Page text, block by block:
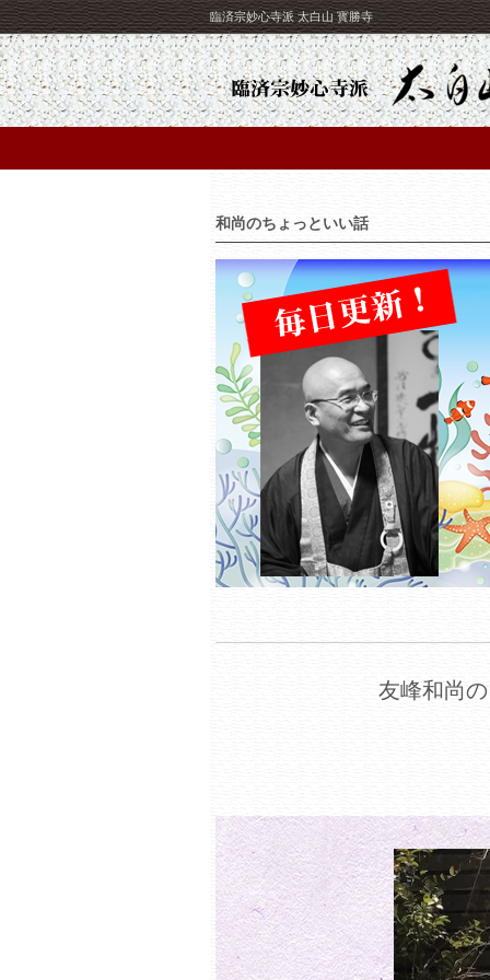
臨済宗妙心寺派 太白山 寳勝寺
和尚のちょっといい話
友峰和尚